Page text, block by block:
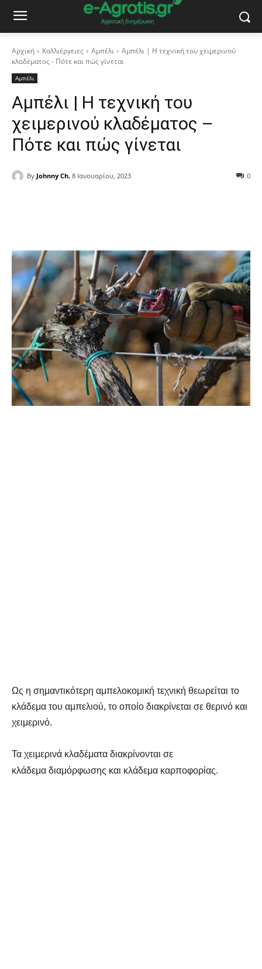
Αρχική Καλλιέργειες Αμπέλι
Αμπέλι | Η τεχνική του χειμερινού
κλαδέματος - Πότε και πώς γίνεται
Αμπέλι
Αμπέλι | Η τεχνική του
χειμερινού κλαδέματος –
Πότε και πώς γίνεται
By Johnny Ch. 8 Ιανουαρίου, 2023 0
Ως η σημαντικότερη αμπελοκομική τεχνική θεωρείται το
κλάδεμα του αμπελιού, το οποίο διακρίνεται σε θερινό και
χειμερινό.
Τα χειμερινά κλαδέματα διακρίνονται σε
κλάδεμα διαμόρφωσης και κλάδεμα καρποφορίας.